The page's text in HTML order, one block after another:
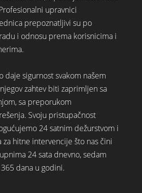
upravnici
prepoznatljivi su po
i odnosu prema korisnicima i
daje sigurnost svakom našem
zahtev biti zaprimljen sa
sa preporukom
Svoju pristupačnost
24 satnim dežurstvom i
hitne intervencije što nas čini
24 sata dnevno, sedam
dana u godini.